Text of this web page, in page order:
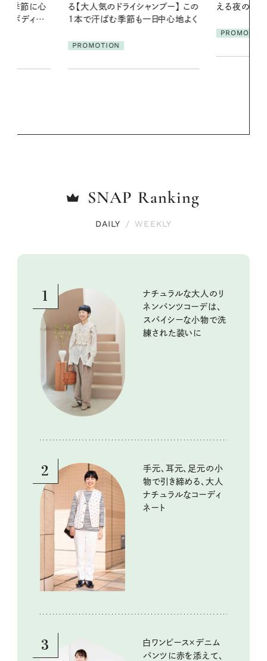
プー】 この
中心地よく
える夜の爽やかご褒美ケア
の一日。汗ば
SNAP Ranking
DAILY / WEEKLY
1
ナチュラルな大人のリ
ネンパンツコーデは、
スパイシーな小物で洗
練された装いに
2
手元、耳元、足元の小
物で引き締める、大人
ナチュラルなコーディ
ネート
3
白ワンピース×デニム
パンツに赤を添えて、